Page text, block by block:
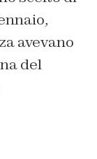
avevano
del